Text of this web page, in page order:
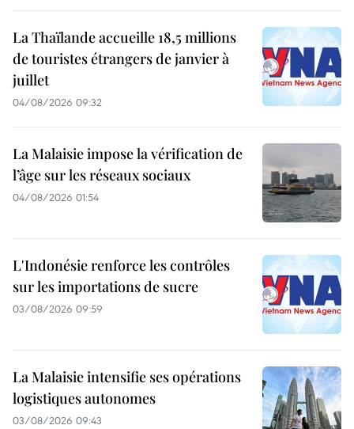
La Thaïlande accueille 18,5 millions
de touristes étrangers de janvier à
juillet
04/08/2026 09:32
La Malaisie impose la vérification de
l’âge sur les réseaux sociaux
04/08/2026 01:54
L'Indonésie renforce les contrôles
sur les importations de sucre
03/08/2026 09:59
La Malaisie intensifie ses opérations
logistiques autonomes
03/08/2026 09:43